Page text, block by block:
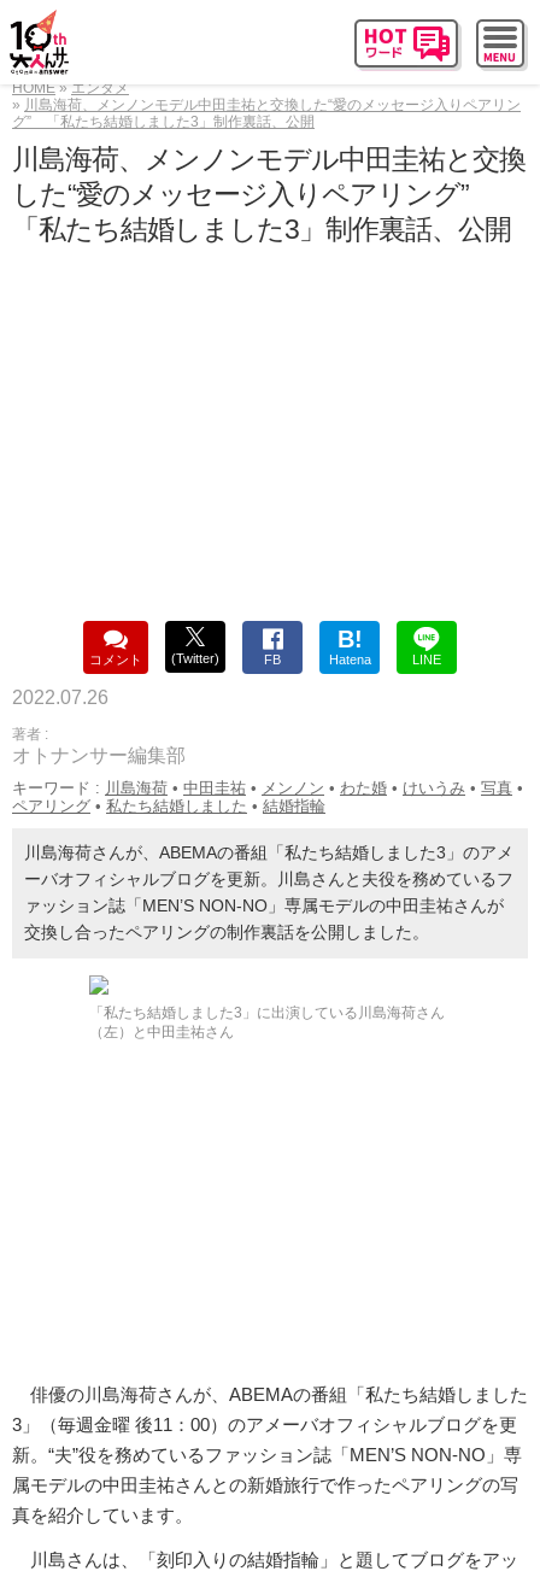
HOME
エンタメ
川島海荷、メンノンモデル中田圭祐と交換した“愛のメッセージ入りペアリン
グ” 「私たち結婚しました3」制作裏話、公開
川島海荷、メンノンモデル中田圭祐と交換
した“愛のメッセージ入りペアリング”
「私たち結婚しました3」制作裏話、公開
コメント (Twitter) FB
B!
Hatena LINE
2022.07.26
著者 :
オトナンサー編集部
キーワード : 川島海荷 • 中田圭祐 • メンノン • わた婚 • けいうみ • 写真 •
ペアリング • 私たち結婚しました • 結婚指輪
川島海荷さんが、ABEMAの番組「私たち結婚しました3」のアメ
ーバオフィシャルブログを更新。川島さんと夫役を務めているフ
ァッション誌「MEN’S NON-NO」専属モデルの中田圭祐さんが
交換し合ったペアリングの制作裏話を公開しました。
「私たち結婚しました3」に出演している川島海荷さん
（左）と中田圭祐さん
俳優の川島海荷さんが、ABEMAの番組「私たち結婚しました
3」（毎週金曜 後11：00）のアメーバオフィシャルブログを更
新。“夫”役を務めているファッション誌「MEN’S NON-NO」専
属モデルの中田圭祐さんとの新婚旅行で作ったペアリングの写
真を紹介しています。
川島さんは、「刻印入りの結婚指輪」と題してブログをアッ